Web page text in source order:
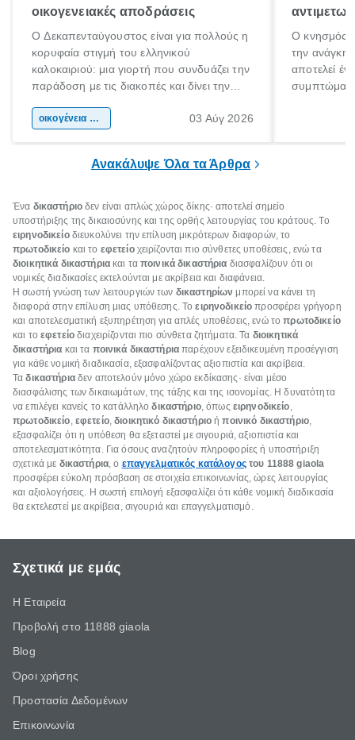
οικογενειακές αποδράσεις
Ο Δεκαπενταύγουστος είναι για πολλούς η
κορυφαία στιγμή του ελληνικού
καλοκαιριού: μια γιορτή που συνδυάζει την
παράδοση με τις διακοπές και δίνει την
χώρας. Είτε πρόκειται για λίγες μέρες
οικογένεια & παιδί 03 Αύγ 2026
Ο κνησμός
την ανάγκη
αποτελεί
Ανακάλυψε Όλα τα Άρθρα
Ένα δικαστήριοδεν είναι απλώς χώρος δίκης· αποτελεί σημείο
υποστήριξης της δικαιοσύνης και της ορθής λειτουργίας του κράτους. Το
ειρηνοδικείοδιευκολύνει την επίλυση μικρότερων διαφορών, το
πρωτοδικείο και το εφετείοχειρίζονται πιο σύνθετες υποθέσεις, ενώ τα
διοικητικά δικαστήριακαι ταποινικά δικαστήρια διασφαλίζουν ότι οι
νομικές διαδικασίες εκτελούνται με ακρίβεια και διαφάνεια.
Η σωστή γνώση των λειτουργιών των δικαστηρίων μπορεί να κάνει τη
διαφορά στην επίλυση μιας υπόθεσης. Τοειρηνοδικείο προσφέρει γρήγορη
και αποτελεσματική εξυπηρέτηση για απλές υποθέσεις, ενώ τοπρωτοδικείο
και το εφετείοδιαχειρίζονται πιο σύνθετα ζητήματα. Τα διοικητικά
δικαστήρια και τα ποινικά δικαστήρια παρέχουν εξειδικευμένη προσέγγιση
για κάθε νομική διαδικασία, εξασφαλίζοντας αξιοπιστία και ακρίβεια.
Ταδικαστήριαδεν αποτελούν μόνο χώρο εκδίκασης· είναι μέσο
διασφάλισης των δικαιωμάτων, της τάξης και της ισονομίας. Η δυνατότητα
να επιλέγει κανείς το κατάλληλοδικαστήριο, όπως ειρηνοδικείο,
πρωτοδικείο, εφετείο,διοικητικό δικαστήριο ήποινικό δικαστήριο,
εξασφαλίζει ότι η υπόθεση θα εξεταστεί με σιγουριά, αξιοπιστία και
αποτελεσματικότητα. Για όσους αναζητούν πληροφορίες ή υποστήριξη
σχετικά με δικαστήρια, ο επαγγελματικός κατάλογοςτου 11888 giaola
προσφέρει εύκολη πρόσβαση σε στοιχεία επικοινωνίας, ώρες λειτουργίας
και αξιολογήσεις. Η σωστή επιλογή εξασφαλίζει ότι κάθε νομική διαδικασία
θα εκτελεστεί με ακρίβεια, σιγουριά και επαγγελματισμό.
Σχετικά με εμάς
Η Εταιρεία
Προβολή στο 11888 giaola
Blog
Όροι χρήσης
Προστασία Δεδομένων
Επικοινωνία